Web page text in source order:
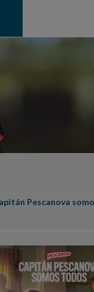
Pescanova